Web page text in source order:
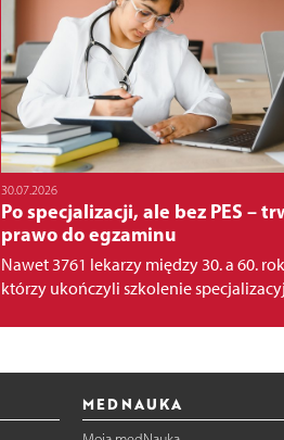
30.07.2026
Po specjalizacji, ale bez PES –
prawo do egzaminu
Nawet 3761 lekarzy między 30. a 60.
którzy ukończyli szkolenie
MEDNAUKA